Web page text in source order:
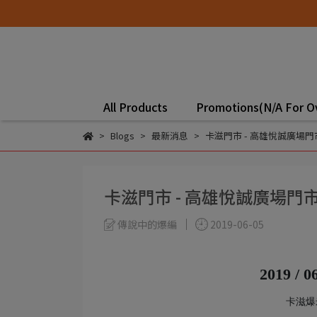
All Products Promotions(N/A For
Blogs 最新消息 卡滋門市 - 高雄悅誠廣場
卡滋門市 - 高雄悅誠廣場門
傳說中的爆編 2019-06-05
2019 /
卡滋